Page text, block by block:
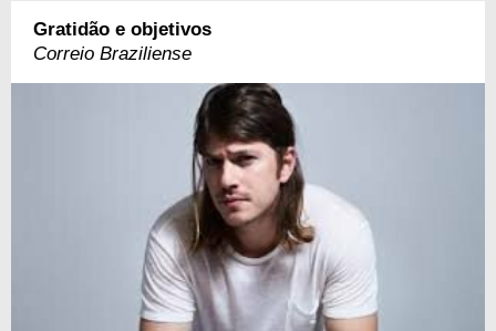
Gratidão e objetivos
Correio Braziliense